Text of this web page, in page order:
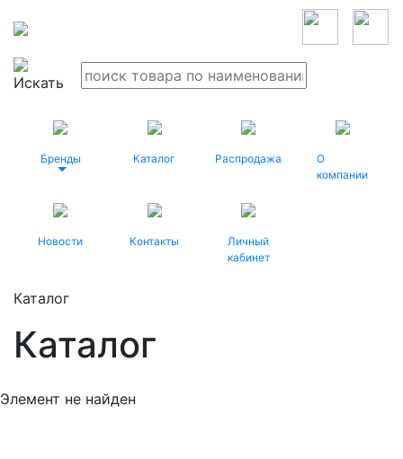
Бренды Каталог Распродажа
О
компании
Новости Контакты
Личный
кабинет
Каталог
Каталог
Элемент не найден